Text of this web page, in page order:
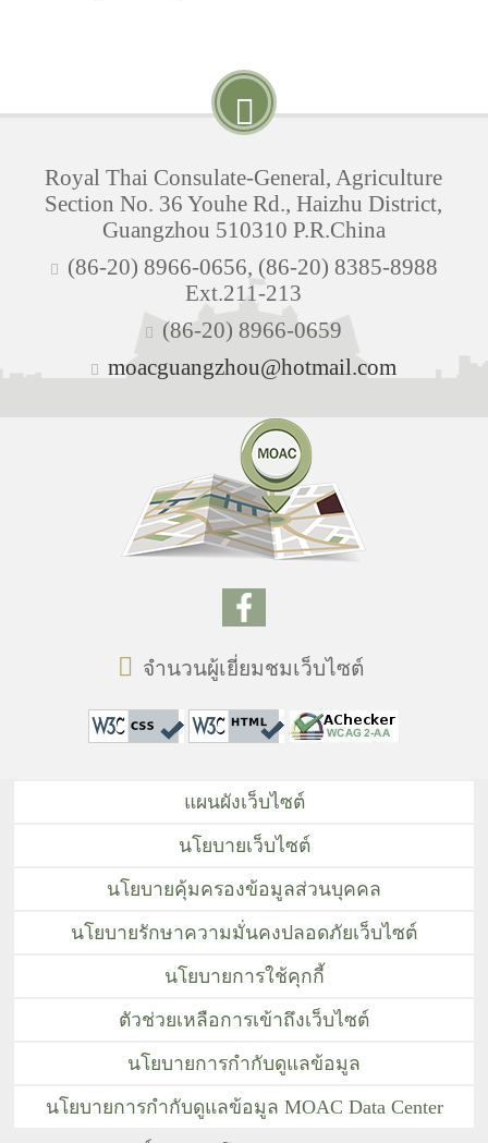
Royal Thai Consulate-General, Agriculture
Section No. 36 Youhe Rd., Haizhu District,
Guangzhou 510310 P.R.China
(86-20) 8966-0656, (86-20) 8385-8988
Ext.211-213
(86-20) 8966-0659
moacguangzhou@hotmail.com
จำนวนผู้เยี่ยมชมเว็บไซต์
แผนผังเว็บไซต์
นโยบายเว็บไซต์
นโยบายคุ้มครองข้อมูลส่วนบุคคล
นโยบายรักษาความมั่นคงปลอดภัยเว็บไซต์
นโยบายการใช้คุกกี้
ตัวช่วยเหลือการเข้าถึงเว็บไซต์
นโยบายการกำกับดูแลข้อมูล
นโยบายการกำกับดูแลข้อมูล MOAC Data Center